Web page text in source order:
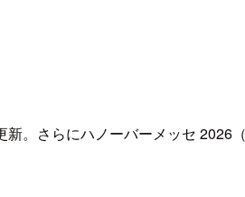
。さらにハノーバーメッセ